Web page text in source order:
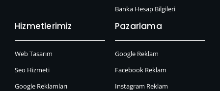
Banka Hesap Bilgileri
Hizmetlerimiz
Web Tasarım
Seo Hizmeti
Google Reklamları
Pazarlama
Google Reklam
Facebook Reklam
Instagram Reklam